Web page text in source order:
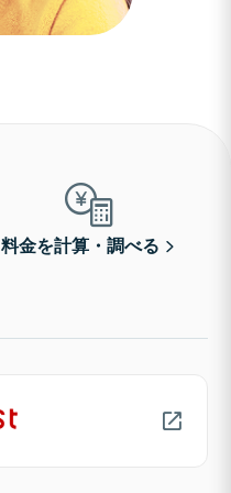
料金を計算・調べる